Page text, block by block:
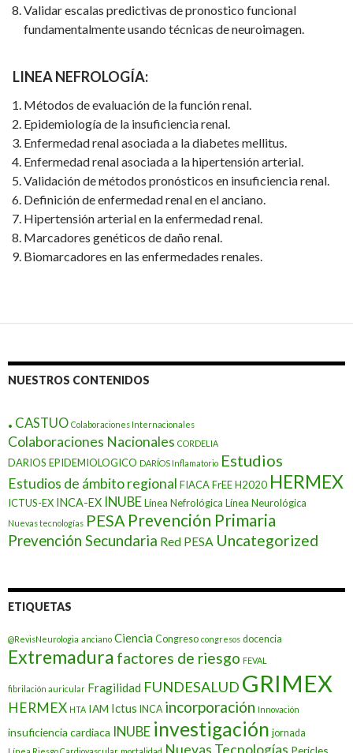
Validar escalas predictivas de pronostico funcional
fundamentalmente usando técnicas de neuroimagen.
LINEA NEFROLOGÍA:
Métodos de evaluación de la función renal.
Epidemiología de la insuficiencia renal.
Enfermedad renal asociada a la diabetes mellitus.
Enfermedad renal asociada a la hipertensión arterial.
Validación de métodos pronósticos en insuficiencia renal.
Definición de enfermedad renal en el anciano.
Hipertensión arterial en la enfermedad renal.
Marcadores genéticos de daño renal.
Biomarcadores en las enfermedades renales.
NUESTROS CONTENIDOS
. CASTUO Colaboraciones Internacionales
Colaboraciones Nacionales CORDELIA
DARIOS EPIDEMIOLOGICO DARÍOS Inflamatorio Estudios
Estudios de ámbito regional FIACAFrEEH2020 HERMEX
ICTUS-EX INCA-EX INUBELínea Nefrológica Línea Neurológica
Nuevas tecnologías PESA Prevención Primaria
Prevención Secundaria Red PESA Uncategorized
ETIQUETAS
@RevisNeurologia anciano Ciencia Congreso congresos docencia
Extremadura factores de riesgo FEVAL
fibrilación auricular Fragilidad FUNDESALUD GRIMEX
HERMEX HTA IAM Ictus INCA incorporación Innovación
insuficiencia cardiaca INUBE investigación jornada
Nuevas Tecnologías Pericles